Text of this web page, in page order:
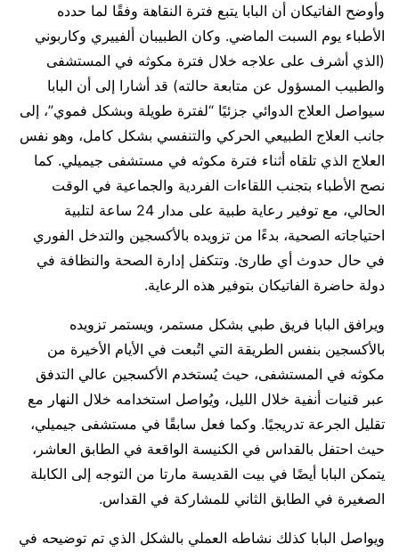
وأوضح الفاتيكان أن البابا يتبع فترة النقاهة وفقًا لما حدده
الأطباء يوم السبت الماضي. وكان الطبيبان ألفييري وكاربوني
(الذي أشرف على علاجه خلال فترة مكوثه في المستشفى
والطبيب المسؤول عن متابعة حالته) قد أشارا إلى أن البابا
سيواصل العلاج الدوائي جزئيًا “لفترة طويلة وبشكل فموي”، إلى
جانب العلاج الطبيعي الحركي والتنفسي بشكل كامل، وهو نفس
العلاج الذي تلقاه أثناء فترة مكوثه في مستشفى جيميلي. كما
نصح الأطباء بتجنب اللقاءات الفردية والجماعية في الوقت
الحالي، مع توفير رعاية طبية على مدار 24 ساعة لتلبية
احتياجاته الصحية، بدءًا من تزويده بالأكسجين والتدخل الفوري
في حال حدوث أي طارئ. وتتكفل إدارة الصحة والنظافة في
دولة حاضرة الفاتيكان بتوفير هذه الرعاية.
ويرافق البابا فريق طبي بشكل مستمر، ويستمر تزويده
بالأكسجين بنفس الطريقة التي اتُبعت في الأيام الأخيرة من
مكوثه في المستشفى، حيث يُستخدم الأكسجين عالي التدفق
عبر قنيات أنفية خلال الليل، ويُواصل استخدامه خلال النهار مع
تقليل الجرعة تدريجيًا. وكما فعل سابقًا في مستشفى جيميلي،
حيث احتفل بالقداس في الكنيسة الواقعة في الطابق العاشر،
يتمكن البابا أيضًا في بيت القديسة مارتا من التوجه إلى الكابلة
الصغيرة في الطابق الثاني للمشاركة في القداس.
ويواصل البابا كذلك نشاطه العملي بالشكل الذي تم توضيحه في